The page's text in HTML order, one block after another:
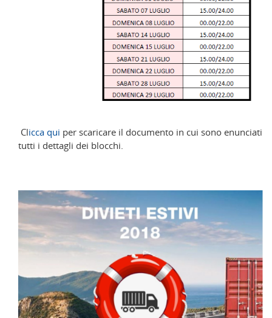
Clicca qui per scaricare il documento in cui sono enunciati
tutti i dettagli dei blocchi.